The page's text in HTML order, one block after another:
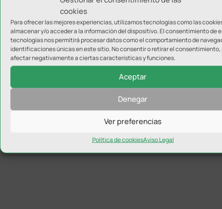
cookies
Para ofrecer las mejores experiencias, utilizamos tecnologías como las
almacenar y/o acceder a la información del dispositivo. El consentimiento de
tecnologías nos permitirá procesar datos como el comportamiento de
identificaciones únicas en este sitio. No consentir o retirar el consentimiento,
afectar negativamente a ciertas características y funciones.
Aceptar
Denegar
Ver preferencias
Política de cookiesAviso Legal
Álvaro Merelo, nuevo nutricionista del Real Jaén